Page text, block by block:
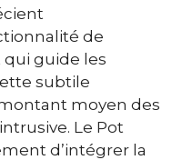
de
guide les
subtile
moyen des
Le Pot
d’intégrer la